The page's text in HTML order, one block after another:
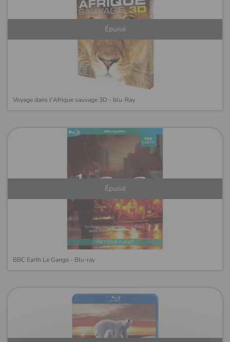
Épuisé
Voyage dans l'Afrique sauvage 3D - blu-Ray
Épuisé
BBC Earth Le Gange - Blu-ray